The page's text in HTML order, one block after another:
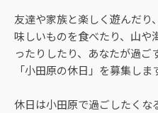
友達や家族と楽しく遊んだり
味しいものを食べたり、山や
ったりしたり、あなたが過ご
「小田原の休日」を募集しま
休日は小田原で過ごしたくな